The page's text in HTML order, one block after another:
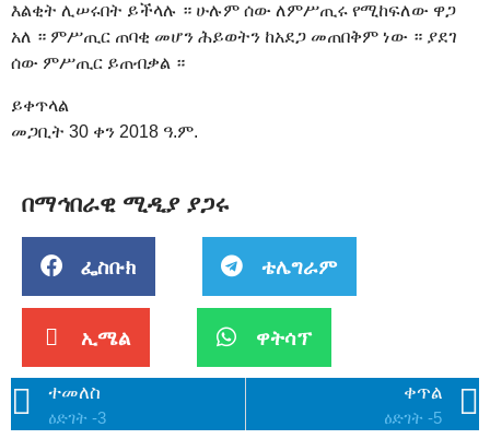
እልቂት ሊሠሩበት ይችላሉ ። ሁሉም ሰው ለምሥጢሩ የሚከፍለው ዋጋ
አለ ። ምሥጢር ጠባቂ መሆን ሕይወትን ከአደጋ መጠበቅም ነው ። ያደገ
ሰው ምሥጢር ይጠብቃል ።
ይቀጥላል
መጋቢት 30 ቀን 2018 ዓ.ም.
በማኅበራዊ ሚዲያ ያጋሩ
ፌስቡክ ቴሌግራም
ኢሜል ዋትሳፕ
ተመለስ
ዕድገት -3
ቀጥል
ዕድገት -5